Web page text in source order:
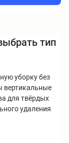
тип
уборку без
вертикальные
для твёрдых
удаления